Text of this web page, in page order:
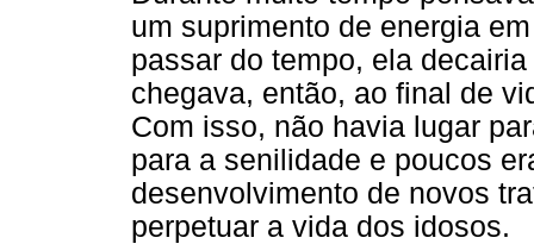
um suprimento de energia
passar do tempo, ela
chegava, então, ao final de
Com isso, não havia lugar
para a senilidade e poucos
desenvolvimento de novos
perpetuar a vida dos idosos.